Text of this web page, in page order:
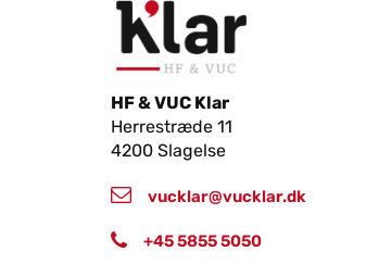
HF & VUC Klar
Herrestræde 11
4200 Slagelse
vucklar@vucklar.dk
+45 5855 5050